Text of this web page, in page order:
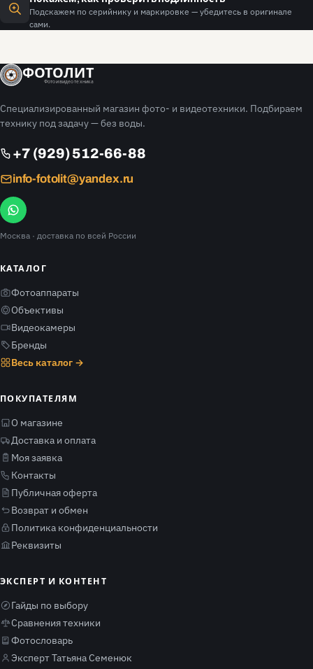
Подскажем по серийнику и маркировке — убедитесь в оригинале
сами.
ФОТОЛИТ
Фото и видео техника
Специализированный магазин фото- и видеотехники. Подбираем
технику под задачу — без воды.
+7 (929) 512-66-88
info-fotolit@yandex.ru
Москва · доставка по всей России
КАТАЛОГ
Фотоаппараты
Объективы
Видеокамеры
Бренды
Весь каталог →
ПОКУПАТЕЛЯМ
О магазине
Доставка и оплата
Моя заявка
Контакты
Публичная оферта
Возврат и обмен
Политика конфиденциальности
Реквизиты
ЭКСПЕРТ И КОНТЕНТ
Гайды по выбору
Сравнения техники
Фотословарь
Эксперт Татьяна Семенюк